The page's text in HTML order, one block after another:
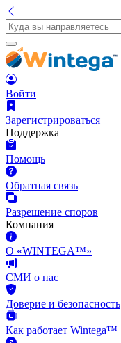
Войти
Зарегистрироваться
Поддержка
Помощь
Обратная связь
Разрешение споров
Компания
О «WINTEGA™»
СМИ о нас
Доверие и безопасность
Как работает Wintega™